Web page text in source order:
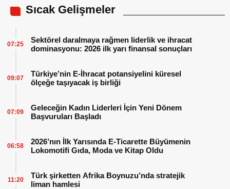
Sıcak Gelişmeler
Sektörel daralmaya rağmen liderlik ve ihracat
dominasyonu: 2026 ilk yarı finansal sonuçları
07:25
Türkiye’nin E-İhracat potansiyelini küresel
ölçeğe taşıyacak iş birliği
09:07
Geleceğin Kadın Liderleri İçin Yeni Dönem
Başvuruları Başladı
07:09
2026’nın İlk Yarısında E-Ticarette Büyümenin
Lokomotifi Gıda, Moda ve Kitap Oldu
06:58
Türk şirketten Afrika Boynuzu’nda stratejik
liman hamlesi
11:20